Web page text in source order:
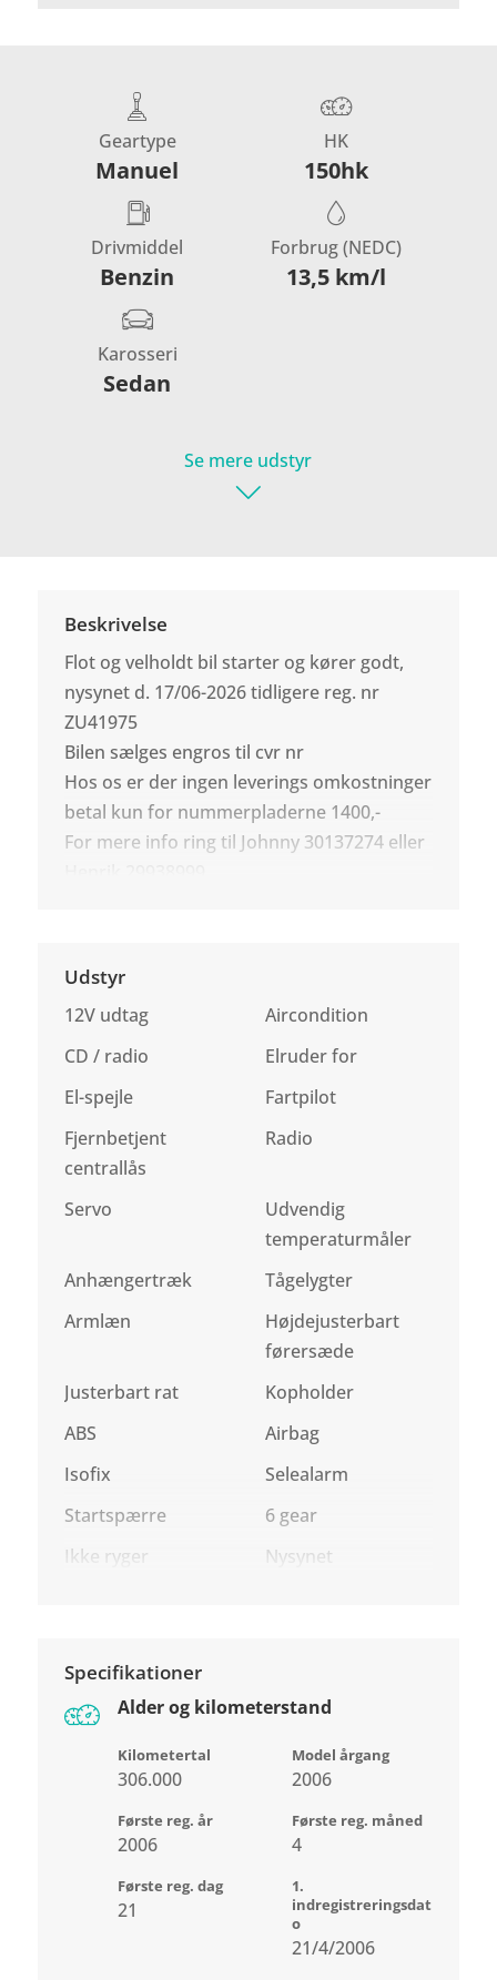
Geartype
Manuel
HK
150hk
Drivmiddel
Benzin
Forbrug (NEDC)
13,5 km/l
Karosseri
Sedan
Se mere udstyr
Beskrivelse
Flot og velholdt bil starter og kører godt,
nysynet d. 17/06-2026 tidligere reg. nr
ZU41975
Bilen sælges engros til cvr nr
Hos os er der ingen leverings omkostninger
betal kun for nummerpladerne 1400,-
For mere info ring til Johnny 30137274 eller
Udstyr
12V udtag
Aircondition
CD / radio
Elruder for
El-spejle
Fartpilot
Fjernbetjent
centrallås
Radio
Servo
Udvendig
temperaturmåler
Anhængertræk
Tågelygter
Armlæn
Højdejusterbart
førersæde
Justerbart rat
Kopholder
ABS
Airbag
Isofix
Selealarm
Startspærre
6 gear
Ikke ryger
Nysynet
Specifikationer
Alder og kilometerstand
Kilometertal
306.000
Model årgang
2006
Første reg. år
2006
Første reg. måned
4
Første reg. dag
21
1.
indregistreringsdat
o
21/4/2006